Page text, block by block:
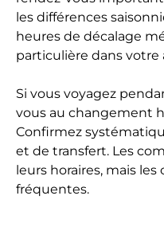
les différences
heures de décalage
particulière dans votre
Si vous voyagez
vous au changement
Confirmez
et de transfert. Les
leurs horaires, mais
fréquentes.